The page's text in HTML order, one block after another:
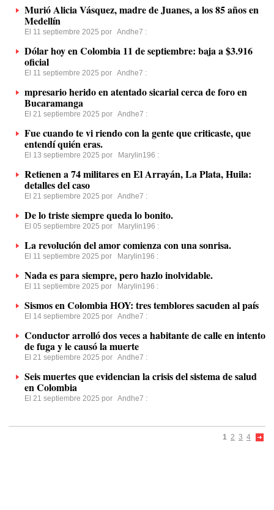
Murió Alicia Vásquez, madre de Juanes, a los 85 años en
Medellín
El 11 septiembre 2025 por Andhe7 :
Dólar hoy en Colombia 11 de septiembre: baja a $3.916
oficial
El 11 septiembre 2025 por Andhe7 :
mpresario herido en atentado sicarial cerca de foro en
Bucaramanga
El 21 septiembre 2025 por Andhe7 :
Fue cuando te vi riendo con la gente que criticaste, que
entendí quién eras.
El 13 septiembre 2025 por Marylin196 :
Retienen a 74 militares en El Arrayán, La Plata, Huila:
detalles del caso
El 21 septiembre 2025 por Andhe7 :
De lo triste siempre queda lo bonito.
El 05 septiembre 2025 por Marylin196 :
La revolución del amor comienza con una sonrisa.
El 11 septiembre 2025 por Marylin196 :
Nada es para siempre, pero hazlo inolvidable.
El 11 septiembre 2025 por Marylin196 :
Sismos en Colombia HOY: tres temblores sacuden al país
El 14 septiembre 2025 por Andhe7 :
Conductor arrolló dos veces a habitante de calle en intento
de fuga y le causó la muerte
El 21 septiembre 2025 por Andhe7 :
Seis muertes que evidencian la crisis del sistema de salud
en Colombia
El 21 septiembre 2025 por Andhe7 :
1 2 3 4